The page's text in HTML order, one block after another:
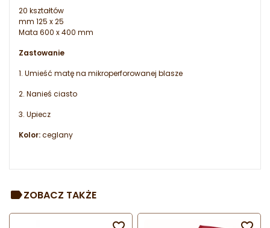
20 kształtów
mm 125 x 25
Mata 600 x 400 mm
Zastowanie
1. Umieść matę na mikroperforowanej blasze
2. Nanieś ciasto
3. Upiecz
Kolor:ceglany
ZOBACZ TAKŻE